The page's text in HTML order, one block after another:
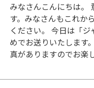
みなさんこんにちは。
す。みなさんもこれか
ください。 今日は「
めでお送りいたします
真がありますのでお楽